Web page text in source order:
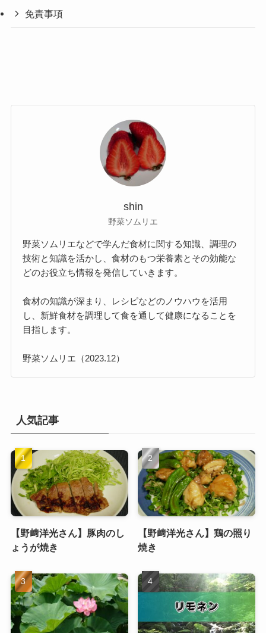
免責事項
shin
野菜ソムリエ
野菜ソムリエなどで学んだ食材に関する知識、調理の
技術と知識を活かし、食材のもつ栄養素とその効能な
どのお役立ち情報を発信していきます。
食材の知識が深まり、レシピなどのノウハウを活用
し、新鮮食材を調理して食を通して健康になることを
目指します。
野菜ソムリエ（2023.12）
人気記事
【野﨑洋光さん】豚肉のし
ょうが焼き
【野﨑洋光さん】鶏の照り
焼き